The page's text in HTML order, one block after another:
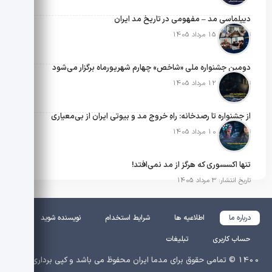
دیپلماسی مد – مفهومی در تاریخ مد ایران
تاریخ انتشار: 15 مرداد 1405
دومین جشنواره ملی «شاخص» چهارم شهریورماه برگزار می‌شود
تاریخ انتشار: 12 مرداد 1405
از جشنواره تا رصدخانه: راهِ خروج مد و بیوتی ایران از بی‌معیاری
تاریخ انتشار: 10 مرداد 1405
تنها اکسسوری که هرگز از مد نمی‌افتد!
تاریخ انتشار: 3 مرداد 1405
درباره ما اطلاعیه ها شرایط استخدام
نویسنده شوید
حساب کاربری
تبلیغات
1400 © تمامی حقوق برای مدما ایران محفوظ می باشد و کپی برداری از